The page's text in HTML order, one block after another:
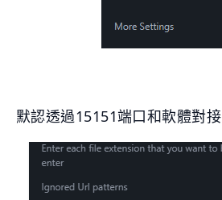
默認透過15151端口和軟體對接